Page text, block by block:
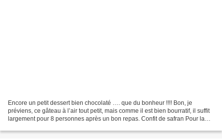
Encore un petit dessert bien chocolaté …. que du bonheur !!!! Bon, je
préviens, ce gâteau à l’air tout petit, mais comme il est bien bourratif, il suffit
largement pour 8 personnes après un bon repas. Confit de safran Pour la